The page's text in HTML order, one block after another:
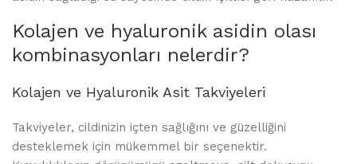
Kolajen ve hyaluronik asidin olası
kombinasyonları nelerdir?
Kolajen ve Hyaluronik Asit Takviyeleri
Takviyeler, cildinizin içten sağlığını ve güzelliğini
desteklemek için mükemmel bir seçenektir.